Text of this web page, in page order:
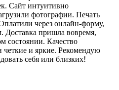
Сайт интуитивно
фотографии. Печать
через онлайн-форму,
Доставка пришла вовремя,
состоянии. Качество
четкие и яркие. Рекомендую
себя или близких!